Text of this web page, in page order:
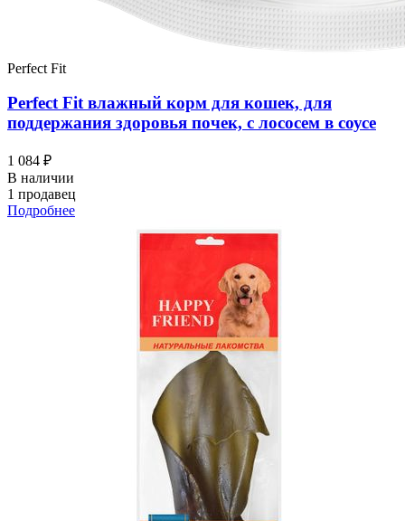
Perfect Fit
Perfect Fit влажный корм для кошек, для
поддержания здоровья почек, с лососем в соусе
1 084 ₽
В наличии
1 продавец
Подробнее